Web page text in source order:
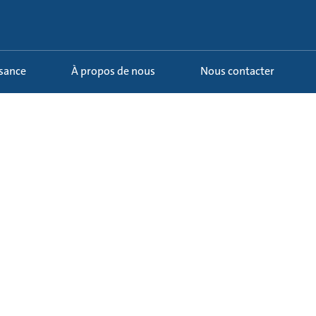
À propos de nous Nous contacter